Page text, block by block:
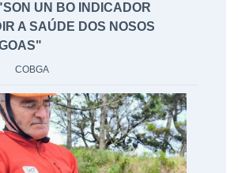
UN BO INDICADOR
A SAÚDE DOS NOSOS
COBGA